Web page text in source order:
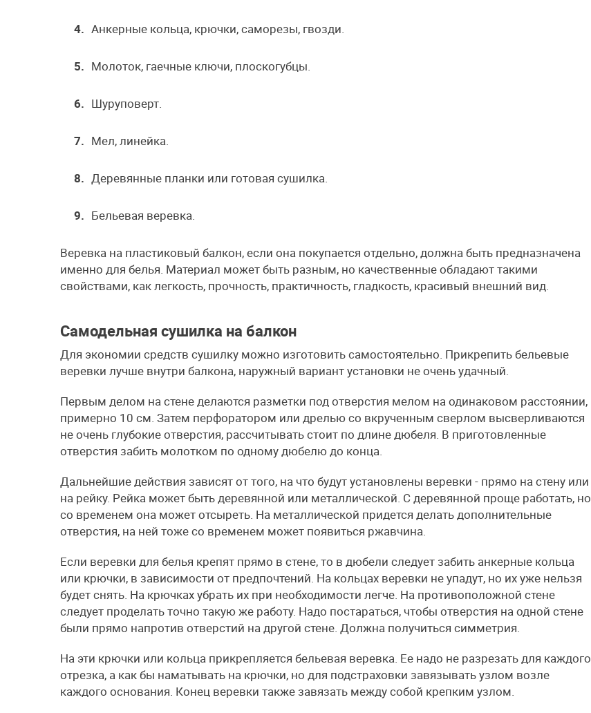
Анкерные кольца, крючки, саморезы, гвозди.
Молоток, гаечные ключи, плоскогубцы.
Шуруповерт.
Мел, линейка.
Деревянные планки или готовая сушилка.
Бельевая веревка.
Веревка на пластиковый балкон, если она покупается отдельно, должна быть предназначена
именно для белья. Материал может быть разным, но качественные обладают такими
свойствами, как легкость, прочность, практичность, гладкость, красивый внешний вид.
Самодельная сушилка на балкон
Для экономии средств сушилку можно изготовить самостоятельно. Прикрепить бельевые
веревки лучше внутри балкона, наружный вариант установки не очень удачный.
Первым делом на стене делаются разметки под отверстия мелом на одинаковом расстоянии,
примерно 10 см. Затем перфоратором или дрелью со вкрученным сверлом высверливаются
не очень глубокие отверстия, рассчитывать стоит по длине дюбеля. В приготовленные
отверстия забить молотком по одному дюбелю до конца.
Дальнейшие действия зависят от того, на что будут установлены веревки - прямо на стену или
на рейку. Рейка может быть деревянной или металлической. С деревянной проще работать, но
со временем она может отсыреть. На металлической придется делать дополнительные
отверстия, на ней тоже со временем может появиться ржавчина.
Если веревки для белья крепят прямо в стене, то в дюбели следует забить анкерные кольца
или крючки, в зависимости от предпочтений. На кольцах веревки не упадут, но их уже нельзя
будет снять. На крючках убрать их при необходимости легче. На противоположной стене
следует проделать точно такую же работу. Надо постараться, чтобы отверстия на одной стене
были прямо напротив отверстий на другой стене. Должна получиться симметрия.
На эти крючки или кольца прикрепляется бельевая веревка. Ее надо не разрезать для каждого
отрезка, а как бы наматывать на крючки, но для подстраховки завязывать узлом возле
каждого основания. Конец веревки также завязать между собой крепким узлом.